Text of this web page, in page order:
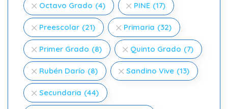
Octavo Grado (4) PINE (17)
Preescolar (21) Primaria (32)
Primer Grado (8) Quinto Grado (7)
Rubén Darío (8) Sandino Vive (13)
Secundaria (44)